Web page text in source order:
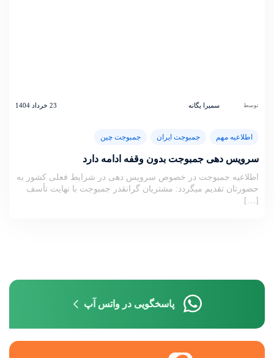
توسط سمیرا یگانه 23 خرداد 1404
اطلاعیه مهم جمبوجت ایران جمبوجت چین
سرویس دهی جمبوجت بدون وقفه ادامه دارد
اطلاعیه جمبوجت در خصوص سرویس دهی در شرایط فعلی کشور به
حضورتان تقدیم میگردد: مشتریان گرانقدر جمبوجت با نهایت تأسف
[…]
پاسخگویی در واتس آپ